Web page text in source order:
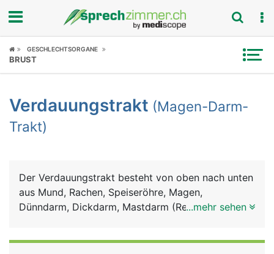
Fokus
Symptome
Ratgeber
GESCHLECHTSORGANE
BRUST
Verdauungstrakt (Magen-Darm-
Trakt)
Der Verdauungstrakt besteht von oben nach unten
aus Mund, Rachen, Speiseröhre, Magen,
Dünndarm, Dickdarm, Mastdarm (Rektum) und
...mehr sehen